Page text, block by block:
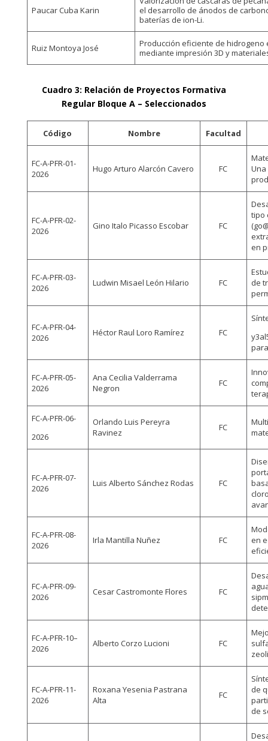
Paucar Cuba Karin
el desarrollo de ánodos de
baterías de ion-Li.
Ruiz Montoya José
Producción eficiente de hidrogeno
mediante impresión 3D y
Cuadro 3: Relación de Proyectos Formativa
Regular Bloque A – Seleccionados
Código Nombre Facultad
FC-A-PFR-01-
2026
Hugo Arturo Alarcón Cavero FC
FC-A-PFR-02-
2026
Gino Italo Picasso Escobar FC
tipo
en
FC-A-PFR-03-
2026
Ludwin Misael León Hilario FC
de
FC-A-PFR-04-
2026
Héctor Raul Loro Ramírez FC
FC-A-PFR-05-
2026
Ana Cecilia Valderrama
Negron
FC
FC-A-PFR-06-
2026
Orlando Luis Pereyra
Ravinez
FC
FC-A-PFR-07-
2026
Luis Alberto Sánchez Rodas FC
FC-A-PFR-08-
2026
Irla Mantilla Nuñez FC
en
FC-A-PFR-09-
2026
Cesar Castromonte Flores FC
FC-A-PFR-10–
2026
Alberto Corzo Lucioni FC
FC-A-PFR-11-
2026
Roxana Yesenia Pastrana
Alta
FC
de
de